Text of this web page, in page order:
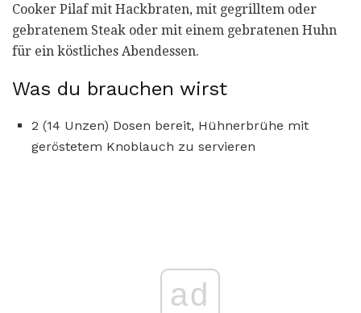
Cooker Pilaf mit Hackbraten, mit gegrilltem oder
gebratenem Steak oder mit einem gebratenen Huhn
für ein köstliches Abendessen.
Was du brauchen wirst
2 (14 Unzen) Dosen bereit, Hühnerbrühe mit
geröstetem Knoblauch zu servieren
ad